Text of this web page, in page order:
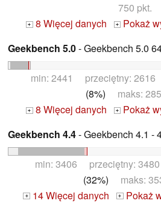
750 pkt.
+ 8 Więcej danych +
Pokaż
Geekbench 5.0- Geekbench 5.0
min: 2441 przeciętny:
(8%) maks:
+ 8 Więcej danych +
Pokaż
Geekbench 4.4- Geekbench 4.1 -
min: 3406 przeciętny:
(32%) maks:
+ 14 Więcej danych + Pokaż